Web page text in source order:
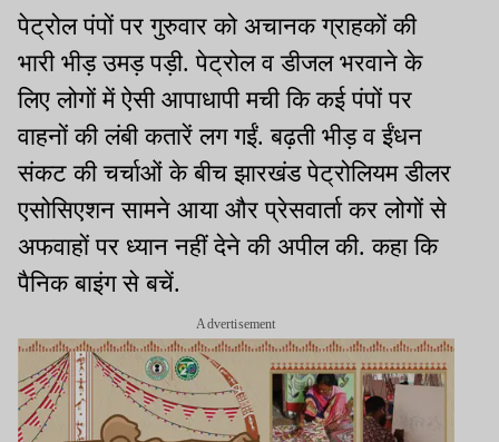
पेट्रोल पंपों पर गुरुवार को अचानक ग्राहकों की
भारी भीड़ उमड़ पड़ी. पेट्रोल व डीजल भरवाने के
लिए लोगों में ऐसी आपाधापी मची कि कई पंपों पर
वाहनों की लंबी कतारें लग गईं. बढ़ती भीड़ व ईंधन
संकट की चर्चाओं के बीच झारखंड पेट्रोलियम डीलर
एसोसिएशन सामने आया और प्रेसवार्ता कर लोगों से
अफवाहों पर ध्यान नहीं देने की अपील की. कहा कि
पैनिक बाइंग से बचें.
Advertisement